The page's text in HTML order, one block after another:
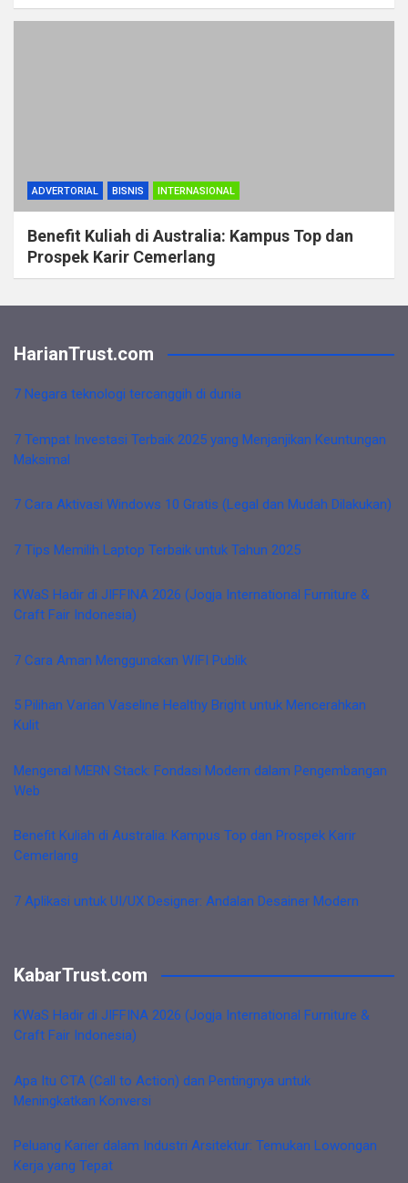
ADVERTORIAL BISNIS INTERNASIONAL
Benefit Kuliah di Australia: Kampus Top dan
Prospek Karir Cemerlang
HarianTrust.com
7 Negara teknologi tercanggih di dunia
7 Tempat Investasi Terbaik 2025 yang Menjanjikan Keuntungan
Maksimal
7 Cara Aktivasi Windows 10 Gratis (Legal dan Mudah Dilakukan)
7 Tips Memilih Laptop Terbaik untuk Tahun 2025
KWaS Hadir di JIFFINA 2026 (Jogja International Furniture &
Craft Fair Indonesia)
7 Cara Aman Menggunakan WIFI Publik
5 Pilihan Varian Vaseline Healthy Bright untuk Mencerahkan
Kulit
Mengenal MERN Stack: Fondasi Modern dalam Pengembangan
Web
Benefit Kuliah di Australia: Kampus Top dan Prospek Karir
Cemerlang
7 Aplikasi untuk UI/UX Designer: Andalan Desainer Modern
KabarTrust.com
KWaS Hadir di JIFFINA 2026 (Jogja International Furniture &
Craft Fair Indonesia)
Apa Itu CTA (Call to Action) dan Pentingnya untuk
Meningkatkan Konversi
Peluang Karier dalam Industri Arsitektur: Temukan Lowongan
Kerja yang Tepat